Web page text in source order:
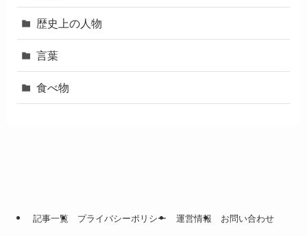
歴史上の人物
言葉
食べ物
記事一覧 プライバシーポリシー 運営情報 お問い合わせ